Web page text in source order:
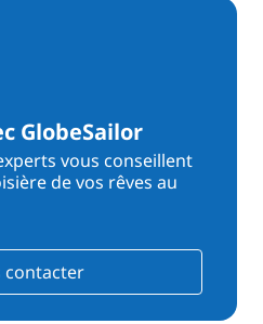
GlobeSailor
vous conseillent
de vos rêves au
contacter